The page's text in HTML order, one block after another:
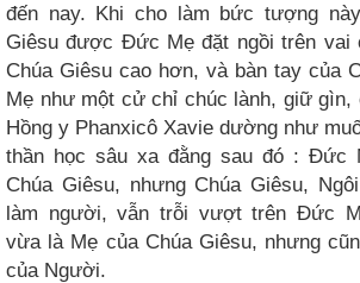
đến nay. Khi cho làm bức tượng
Giêsu được Đức Mẹ đặt ngồi trên vai
Chúa Giêsu cao hơn, và bàn tay của
Mẹ như một cử chỉ chúc lành, giữ
Hồng y Phanxicô Xavie dường như
thần học sâu xa đằng sau đó : Đức
Chúa Giêsu, nhưng Chúa Giêsu,
làm người, vẫn trỗi vượt trên Đức
vừa là Mẹ của Chúa Giêsu, nhưng
của Người.